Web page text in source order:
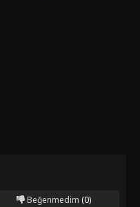
Beğenmedim (0)